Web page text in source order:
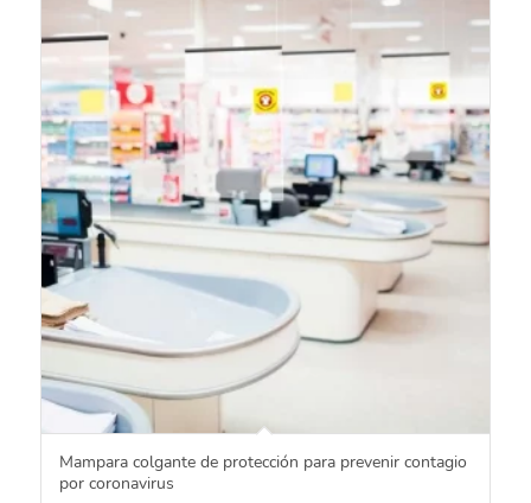
Mampara colgante de protección para prevenir contagio
por coronavirus